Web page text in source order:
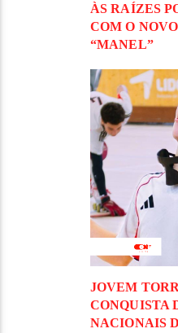
ÀS RAÍZES
COM O
“MANEL”
JOVEM
CONQUISTA
NACIONAIS